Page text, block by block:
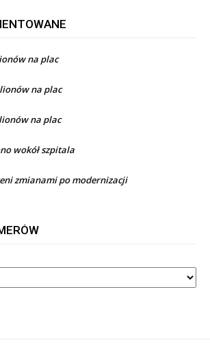
na plac
na plac
na plac
wokół szpitala
zmianami po modernizacji